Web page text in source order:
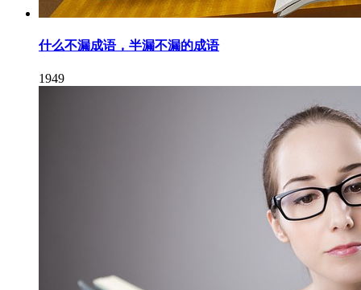
什么不漏成语，半漏不漏的成语
1949